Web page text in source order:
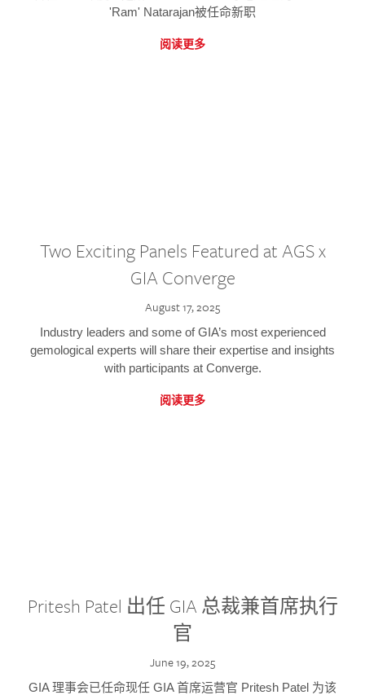
'Ram' Natarajan被任命新职
阅读更多
Two Exciting Panels Featured at AGS x
GIA Converge
August 17, 2025
Industry leaders and some of GIA’s most experienced
gemological experts will share their expertise and insights
with participants at Converge.
阅读更多
Pritesh Patel 出任 GIA 总裁兼首席执行
官
June 19, 2025
GIA 理事会已任命现任 GIA 首席运营官 Pritesh Patel 为该